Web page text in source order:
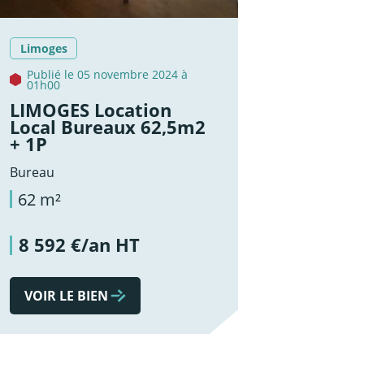
Limoges
Publié le 05 novembre 2024 à
01h00
LIMOGES Location
Local Bureaux 62,5m2
+ 1P
Bureau
62 m²
8 592 €/an HT
VOIR LE BIEN